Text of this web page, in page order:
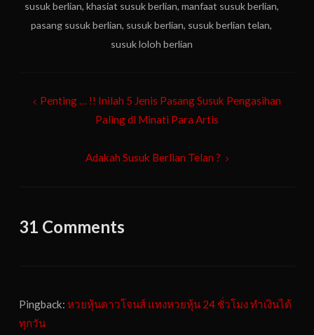
susuk berlian, khasiat susuk berlian, manfaat susuk berlian,
pasang susuk berlian, susuk berlian, susuk berlian telan,
susuk loloh berlian
Post
navigation
Penting … !! Inilah 5 Jenis Pasang Susuk Pengasihan
Paling di Minati Para Artis
Adakah Susuk Berlian Telan ?
31 Comments
Pingback:หวยหุ้นดาวโจนส์ แทงหวยหุ้น 24 ชั่วโมง ทำเงินได้
ทุกวัน